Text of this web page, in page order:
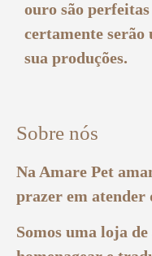
ouro são
certamente
sua produções.
Sobre nós
Na Amare Pet
prazer em atender
Somos uma loja